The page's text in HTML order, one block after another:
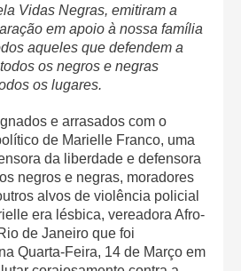
Vidas Negras, emitiram a
em apoio à nossa família
aqueles que defendem a
os negros e negras
os lugares.
e arrasados com o
de Marielle Franco, uma
da liberdade e defensora
negros e negras, moradores
alvos de violência policial
era lésbica, vereadora Afro-
de Janeiro que foi
Quarta-Feira, 14 de Março em